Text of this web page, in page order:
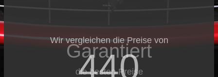
Wir vergleichen die Preise von
440
Garantiert
die besten Preise